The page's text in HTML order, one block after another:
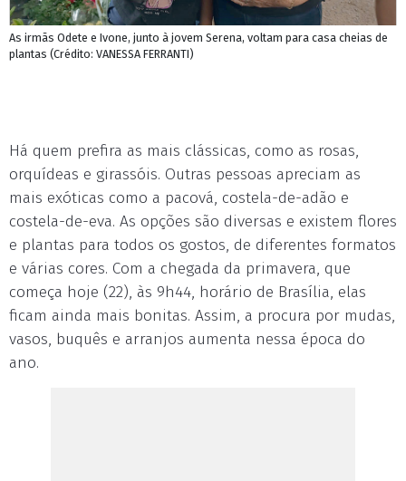
As irmãs Odete e Ivone, junto à jovem Serena, voltam para casa cheias de
plantas (Crédito: VANESSA FERRANTI)
Há quem prefira as mais clássicas, como as rosas,
orquídeas e girassóis. Outras pessoas apreciam as
mais exóticas como a pacová, costela-de-adão e
costela-de-eva. As opções são diversas e existem flores
e plantas para todos os gostos, de diferentes formatos
e várias cores. Com a chegada da primavera, que
começa hoje (22), às 9h44, horário de Brasília, elas
ficam ainda mais bonitas. Assim, a procura por mudas,
vasos, buquês e arranjos aumenta nessa época do
ano.